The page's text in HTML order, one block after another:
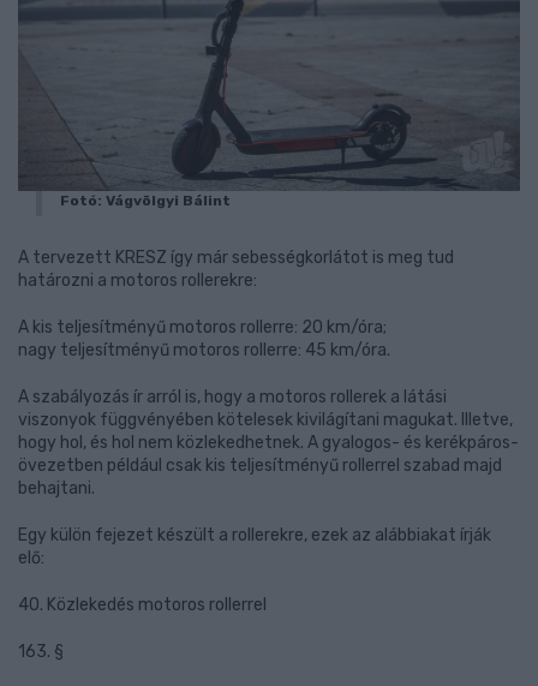
Fotó: Vágvölgyi Bálint
A tervezett KRESZ így már sebességkorlátot is meg tud
határozni a motoros rollerekre:
A kis teljesítményű motoros rollerre: 20 km/óra;
nagy teljesítményű motoros rollerre: 45 km/óra.
A szabályozás ír arról is, hogy a motoros rollerek a látási
viszonyok függvényében kötelesek kivilágítani magukat. Illetve,
hogy hol, és hol nem közlekedhetnek. A gyalogos- és kerékpáros-
övezetben például csak kis teljesítményű rollerrel szabad majd
behajtani.
Egy külön fejezet készült a rollerekre, ezek az alábbiakat írják
elő:
40. Közlekedés motoros rollerrel
163. §